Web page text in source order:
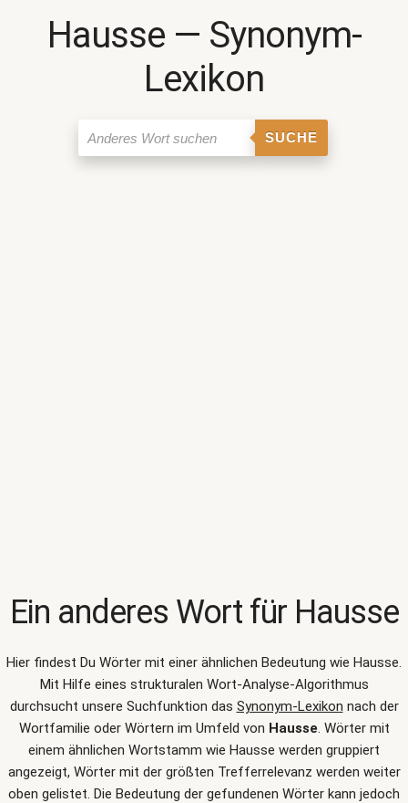
Hausse ― Synonym-
Lexikon
SUCHE
Ein anderes Wort für Hausse
Hier findest Du Wörter mit einer ähnlichen Bedeutung wie Hausse.
Mit Hilfe eines strukturalen Wort-Analyse-Algorithmus
durchsucht unsere Suchfunktion das Synonym-Lexikon nach der
Wortfamilie oder Wörtern im Umfeld von Hausse. Wörter mit
einem ähnlichen Wortstamm wie Hausse werden gruppiert
angezeigt, Wörter mit der größten Trefferrelevanz werden weiter
oben gelistet. Die Bedeutung der gefundenen Wörter kann jedoch